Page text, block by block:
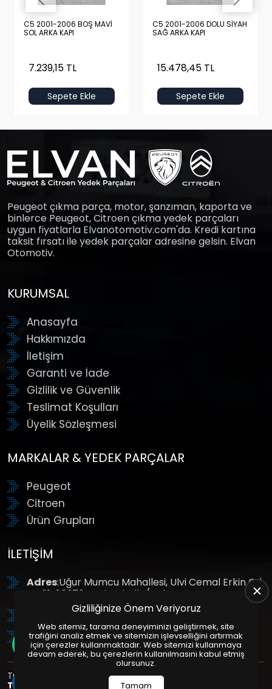
C5 2001-2006 BOŞ MAVİ
SOL ARKA KAPI
7.239,15 TL
Sepete Ekle
C5 2001-2006 DOLU SİYAH
SAĞ ARKA KAPI
15.478,45 TL
Sepete Ekle
Peugeot çıkma parça, motor, şanzıman, kaporta ve
binlerce Peugeot, Citroen çıkma yedek parçaları
uygun fiyatlarla Elvanotomotiv.com'da. Kredi kartına
taksit fırsatı ile yedek parçalar adresine gelsin. Elvan
Otomotiv.
KURUMSAL
Anasayfa
Hakkımızda
İletişim
Garanti ve İade
Gizlilik ve Güvenlik
Teslimat Koşulları
Üyelik Sözleşmesi
MARKALAR & YEDEK PARÇALAR
Peugeot
Citroen
Ürün Grupları
İLETIŞIM
Adres:Uğur Mumcu Mahallesi, Ulvi Cemal Erkin Cd.
No:61, 06370 Yenimahalle/Ankara
: +90 (312) 354 8888
GSM: +90 (532) 343 4085
Tüm Hakları Saklıdır. | Bu site Us Yazılım
Tasarım
Paketleri ile Hazırlanmıştır. © 2025
Gizliliğinize Önem Veriyoruz
Web sitemiz, tarama deneyiminizi geliştirmek, site
trafiğini analiz etmek ve sitemizin işlevselliğini artırmak
için çerezler kullanmaktadır. Web sitemizi kullanmaya
devam ederek, bu çerezlerin kullanılmasını kabul etmiş
olursunuz.
Tamam